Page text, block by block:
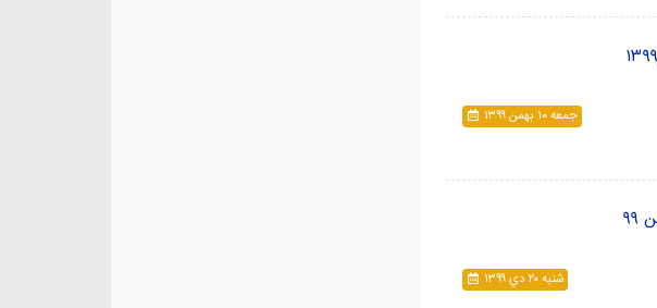
جمعه ۱۰ بهمن ۱۳۹۹
شنبه ۲۰ دي ۱۳۹۹